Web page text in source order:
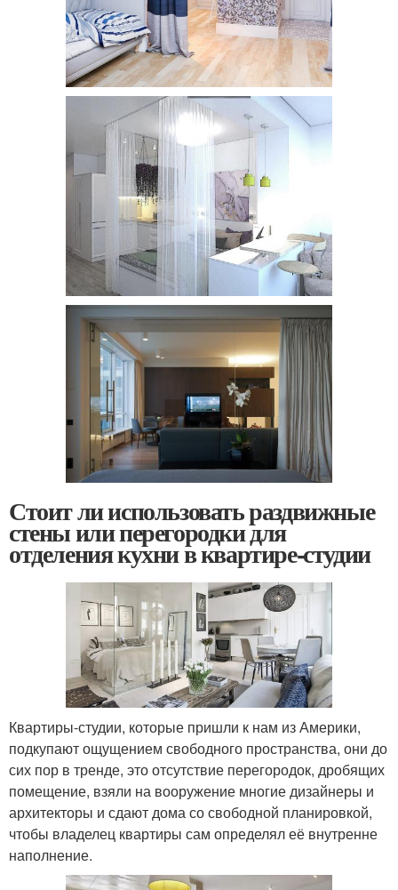
Стоит ли использовать раздвижные
стены или перегородки для
отделения кухни в квартире-студии
Квартиры-студии, которые пришли к нам из Америки,
подкупают ощущением свободного пространства, они до
сих пор в тренде, это отсутствие перегородок, дробящих
помещение, взяли на вооружение многие дизайнеры и
архитекторы и сдают дома со свободной планировкой,
чтобы владелец квартиры сам определял её внутренне
наполнение.